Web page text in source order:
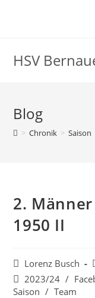
HSV
Blog
> Chronik > Saison
2. Männer
1950 II
Lorenz Busch
2023/24 /
Saison / Team